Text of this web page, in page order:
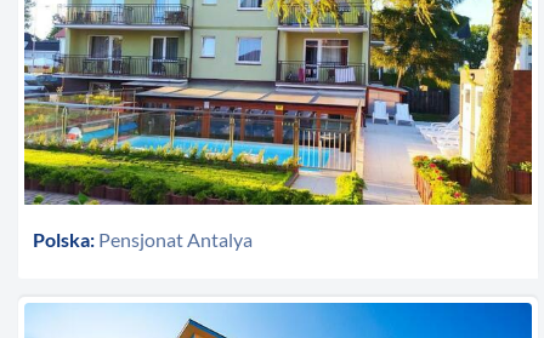
Polska: Pensjonat Antalya